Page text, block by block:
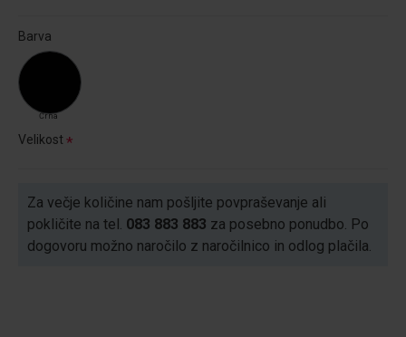
Barva
Črna
Velikost
Za večje količine nam pošljite povpraševanje ali
pokličite na tel. 083 883 883 za posebno ponudbo. Po
dogovoru možno naročilo z naročilnico in odlog plačila.